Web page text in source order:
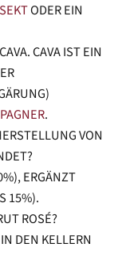
SEKTODER EIN
CAVA IST EIN
.
VON
ERGÄNZT
15%).
ROSÉ?
DEN KELLERN